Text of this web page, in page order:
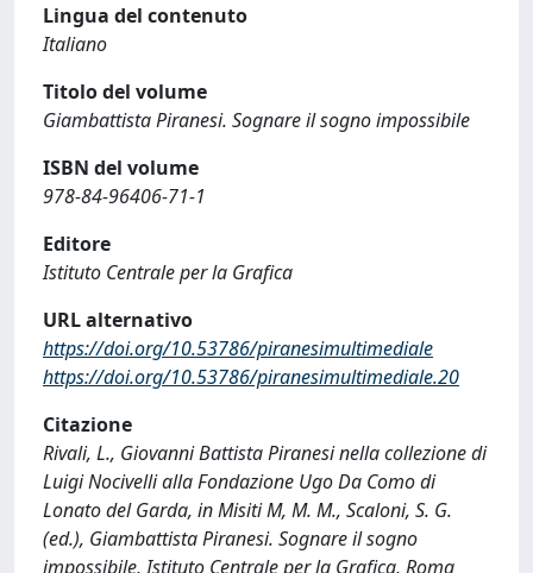
Lingua del contenuto
Italiano
Titolo del volume
Giambattista Piranesi. Sognare il sogno impossibile
ISBN del volume
978-84-96406-71-1
Editore
Istituto Centrale per la Grafica
URL alternativo
https://doi.org/10.53786/piranesimultimediale
https://doi.org/10.53786/piranesimultimediale.20
Citazione
Rivali, L., Giovanni Battista Piranesi nella collezione di
Luigi Nocivelli alla Fondazione Ugo Da Como di
Lonato del Garda, in Misiti M, M. M., Scaloni, S. G.
(ed.), Giambattista Piranesi. Sognare il sogno
impossibile, Istituto Centrale per la Grafica, Roma